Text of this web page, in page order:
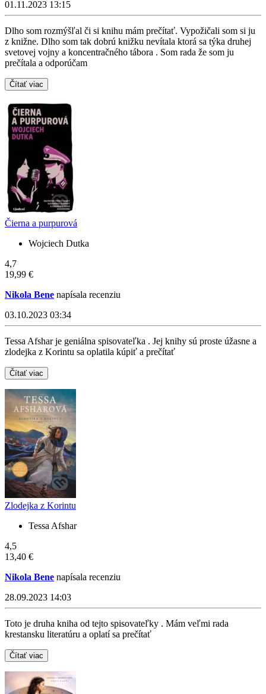
01.11.2023 13:15
Dlho som rozmýšľal či si knihu mám prečítať. Vypožičali som si ju
z knižne. Dlho som tak dobrú knižku nevítala ktorá sa týka druhej
svetovej vojny a koncentračného tábora . Som rada že som ju
prečítala a odporúčam
Čítať viac
Čierna a purpurová
Wojciech Dutka
4,7
19,99 €
Nikola Bene napísala recenziu
03.10.2023 03:34
Tessa Afshar je geniálna spisovateľka . Jej knihy sú proste úžasne a
zlodejka z Korintu sa oplatila kúpiť a prečítať
Čítať viac
Zlodejka z Korintu
Tessa Afshar
4,5
13,40 €
Nikola Bene napísala recenziu
28.09.2023 14:03
Toto je druha kniha od tejto spisovateľky . Mám veľmi rada
krestansku literatúru a oplatí sa prečítať
Čítať viac